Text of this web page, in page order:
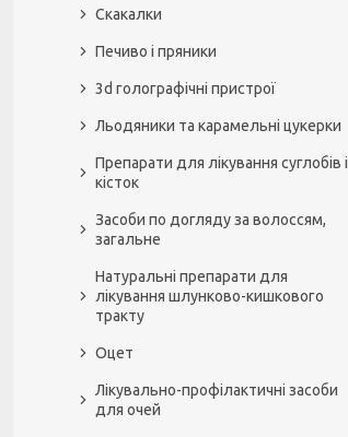
Скакалки
Печиво і пряники
3d голографічні пристрої
Льодяники та карамельні цукерки
Препарати для лікування суглобів і
кісток
Засоби по догляду за волоссям,
загальне
Натуральні препарати для
лікування шлунково-кишкового
тракту
Оцет
Лікувально-профілактичні засоби
для очей